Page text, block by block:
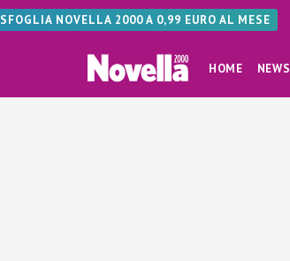
SFOGLIA NOVELLA 2000 A 0,99 EURO AL MESE
HOME NEWS